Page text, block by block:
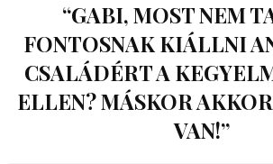
“GABI, MOST NEM
FONTOSNAK KIÁLLNI
CSALÁDÉRT A
ELLEN? MÁSKOR
VAN!”